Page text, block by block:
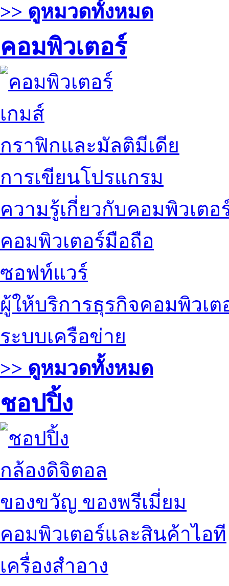
>> ดูหมวดทั้งหมด
คอมพิวเตอร์
เกมส์
กราฟิกและมัลติมีเดีย
การเขียนโปรแกรม
ความรู้เกี่ยวกับคอมพิวเตอ
คอมพิวเตอร์มือถือ
ซอฟท์แวร์
ผู้ให้บริการธุรกิจคอมพิวเต
ระบบเครือข่าย
>> ดูหมวดทั้งหมด
ชอปปิ้ง
กล้องดิจิตอล
ของขวัญ ของพรีเมี่ยม
คอมพิวเตอร์และสินค้าไอที
เครื่องสำอาง